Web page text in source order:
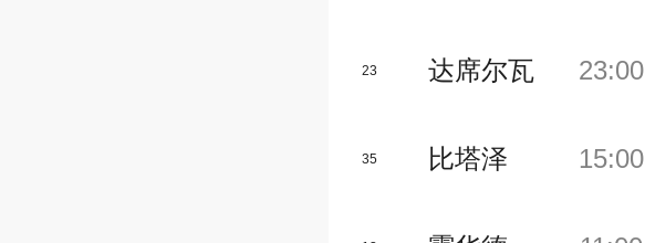
23 达席尔瓦
35 比塔泽
23:00
15:00